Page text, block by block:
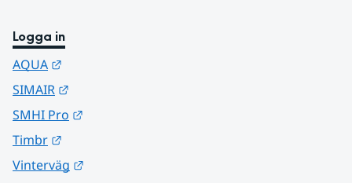
Logga in
AQUA
SIMAIR
SMHI Pro
Timbr
Vinterväg